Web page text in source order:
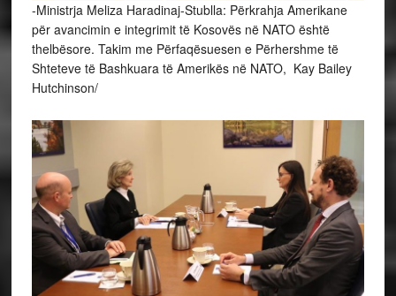
-Ministrja Meliza Haradinaj-Stublla: Përkrahja Amerikane
për avancimin e integrimit të Kosovës në NATO është
thelbësore. Takim me Përfaqësuesen e Përhershme të
Shteteve të Bashkuara të Amerikës në NATO, Kay Bailey
Hutchinson/